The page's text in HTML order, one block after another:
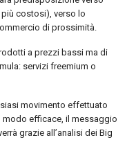
costosi), verso lo
di prossimità.
a prezzi bassi ma di
servizi freemium o
movimento effettuato
modo efficace, il messaggio
grazie all’analisi dei Big